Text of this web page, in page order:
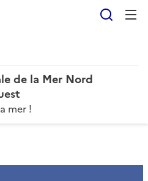
de la Mer Nord
mer !